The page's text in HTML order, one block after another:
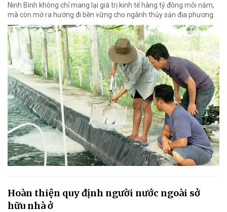
Ninh Bình không chỉ mang lại giá trị kinh tế hàng tỷ đồng mỗi năm,
mà còn mở ra hướng đi bền vững cho ngành thủy sản địa phương.
Hoàn thiện quy định người nước ngoài sở
hữu nhà ở